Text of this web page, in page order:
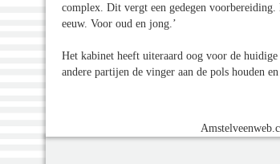
complex. Dit vergt een gedegen voorbereiding.
eeuw. Voor oud en jong.’
Het kabinet heeft uiteraard oog voor de
andere partijen de vinger aan de pols houden